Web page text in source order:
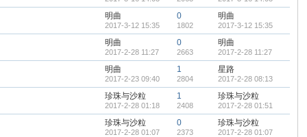
明曲
2017-3-12 15:35
0
1802
明曲
2017-3-12 15:35
明曲
2017-2-28 11:27
0
2663
明曲
2017-2-28 11:27
明曲
2017-2-23 09:40
1
2804
星路
2017-2-28 08:13
珍珠与沙粒
2017-2-28 01:18
1
2408
珍珠与沙粒
2017-2-28 01:51
珍珠与沙粒
2017-2-28 01:07
0
2373
珍珠与沙粒
2017-2-28 01:07